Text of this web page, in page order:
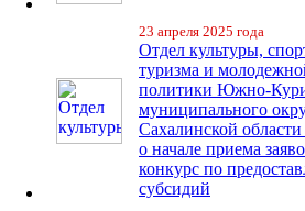
23 апреля 2025 года
Отдел культуры,
туризма и
политики Южно-
муниципального
Сахалинской
о начале приема
конкурс по
субсидий